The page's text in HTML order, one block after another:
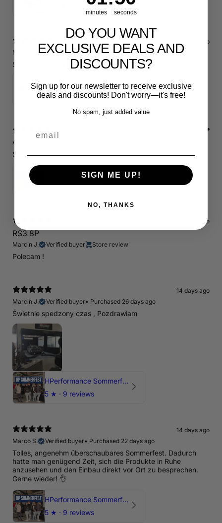
11 reviews
8 days ago
Matthias J.
Verified buyer• Purchased 16 days ago
Super Qualität! Einfach schön und dezent.
5★ · 1 review
A.E.
Schnelle Lieferung. Alles wie beschrieben. Top.
Servicepaket / Inspektionspaket 1 mit Motul 300V 5W40 - 5W50 für alle 2.5 TFSI Modelle
4.71★ · 7 reviews
14 days ago
RS3 8P
Marcin J. Verified buyer Store review
Polecam !
14 days ago
Marcin J.
Verified buyer• Purchased 26 days ago
Świetnie spedzony czas , Pozdrawiam
HPerformance Sommerfest 2026
5 ★ · 9 reviews
14 days ago
Marco S.
Verified buyer• Purchased 22 days ago
Tolles, angenehm überschaubares Sommerfest. Dadurch
hatte man genügend Zeit, sich die Produkte in Ruhe
anzusehen und den Einbau direkt vor Ort zu besprechen.
Gerne wieder! 👌
HPerformance Sommerfest 2026
5 ★ · 9 reviews
minutes seconds
DO YOU WANT
EXCLUSIVE DEALS AND
DISCOUNTS?
Sign up for our newsletter to receive exclusive
deals and discounts! Don't worry—it's free!
No spam, just added value
SIGN ME UP!
NO, THANKS